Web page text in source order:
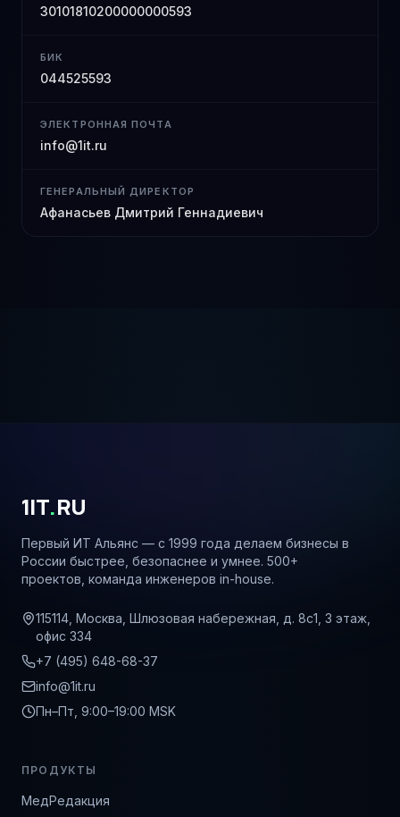
30101810200000000593
БИК
044525593
ЭЛЕКТРОННАЯ ПОЧТА
info@1it.ru
ГЕНЕРАЛЬНЫЙ ДИРЕКТОР
Афанасьев Дмитрий Геннадиевич
1IT.RU
Первый ИТ Альянс — с 1999 года делаем бизнесы в
России быстрее, безопаснее и умнее. 500+
проектов, команда инженеров in-house.
115114, Москва, Шлюзовая набережная, д. 8с1, 3 этаж,
офис 334
+7 (495) 648-68-37
info@1it.ru
Пн–Пт, 9:00–19:00 MSK
ПРОДУКТЫ
МедРедакция